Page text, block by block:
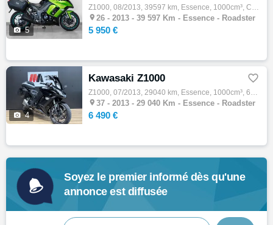
 5
Z1000, 08/2013, 39597 km, Essence, 1000cm³, Couleur vert, 5950 € Equipements : ,Garantie 3 mois
 26 - 2013 - 39 597 Km - Essence - Roadster
5 950 €
 4
Kawasaki Z1000 
Z1000, 07/2013, 29040 km, Essence, 1000cm³, 6490 € Equipements : NB : Valises en mauvais état Echange reprise possible de votre véhicule Li…
 37 - 2013 - 29 040 Km - Essence - Roadster
6 490 €
Soyez le premier informé dès qu'une
annonce est diffusée